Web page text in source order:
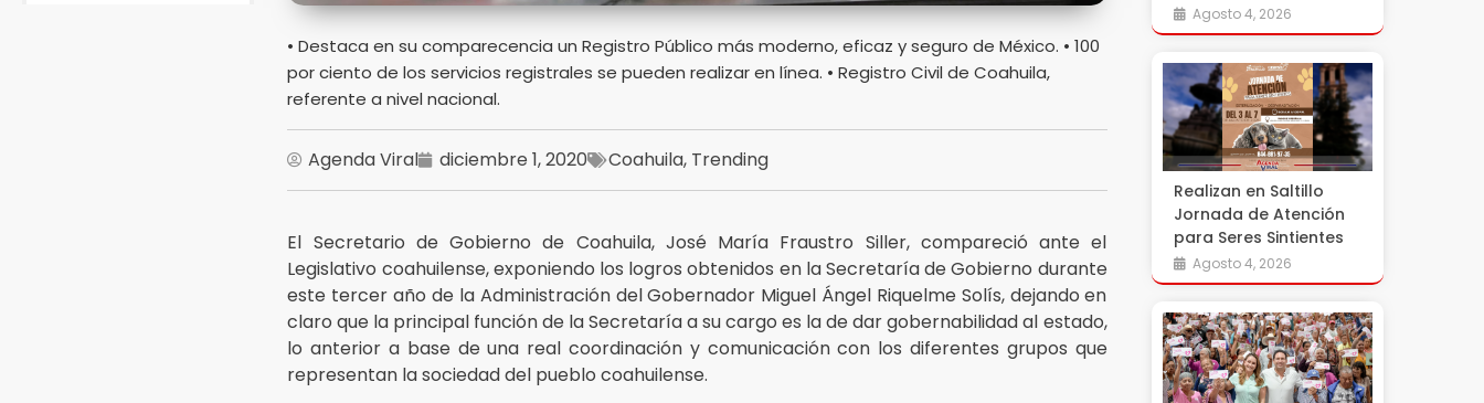
• Destaca en su comparecencia un Registro Público más moderno, eficaz y seguro de México. • 100
por ciento de los servicios registrales se pueden realizar en línea. • Registro Civil de Coahuila,
referente a nivel nacional.
Agenda Viral diciembre 1, 2020 Coahuila, Trending
El Secretario de Gobierno de Coahuila, José María Fraustro Siller, compareció ante el
Legislativo coahuilense, exponiendo los logros obtenidos en la Secretaría de Gobierno durante
este tercer año de la Administración del Gobernador Miguel Ángel Riquelme Solís, dejando en
claro que la principal función de la Secretaría a su cargo es la de dar gobernabilidad al estado,
lo anterior a base de una real coordinación y comunicación con los diferentes grupos que
representan la sociedad del pueblo coahuilense.
Agosto 4, 2026
Realizan en Saltillo
Jornada de Atención
para Seres Sintientes
Agosto 4, 2026